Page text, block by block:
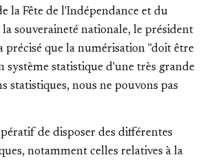
la Fête de l'Indépendance et du
souveraineté nationale, le président
précisé que la numérisation "doit être
système statistique d'une très grande
statistiques, nous ne pouvons pas
de disposer des différentes
notamment celles relatives à la